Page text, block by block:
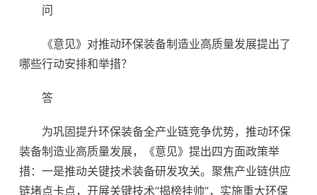
问
《意见》对推动环保装备制造业高质量发展提出了
哪些行动安排和举措？
答
为巩固提升环保装备全产业链竞争优势，推动环保
装备制造业高质量发展，《意见》提出四方面政策举
措：一是推动关键技术装备研发攻关。聚焦产业链供应
链堵点卡点，开展关键技术“揭榜挂帅”，实施重大环保